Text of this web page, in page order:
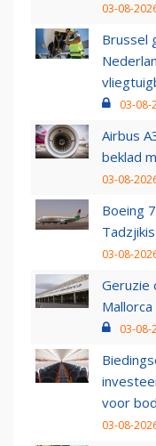
03-08-
Brussel
03-08-
Airbus
beklad
03-08-
Boeing
03-08-
Geruzie
Mallorca
03-08-
voor bod
03-08-